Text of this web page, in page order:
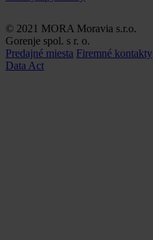
© 2021 MORA Moravia s.r.o.
Gorenje spol. s r. o.
Predajné miesta Firemné kontakty
Data Act